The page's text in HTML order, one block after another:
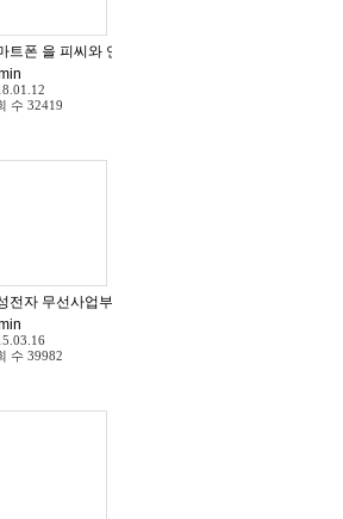
방법
성 스마트폰 통합드라이버 다운로드 설치 주소 링크
트폰 을 피씨와 연결해도 인식이 안될때 USB 조치방법
수 32419
전자 무선사업부 개발실에서는 무슨 일을 할까요?
수 39982